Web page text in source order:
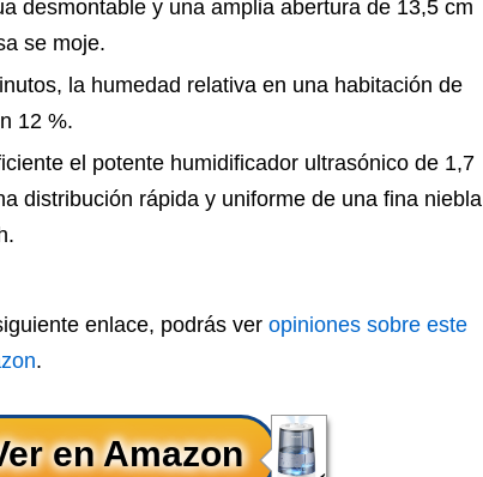
desmontable y una amplia abertura de 13,5 cm
se moje.
la humedad relativa en una habitación de
12 %.
el potente humidificador ultrasónico de 1,7
distribución rápida y uniforme de una fina niebla
enlace, podrás ver opiniones sobre este
.